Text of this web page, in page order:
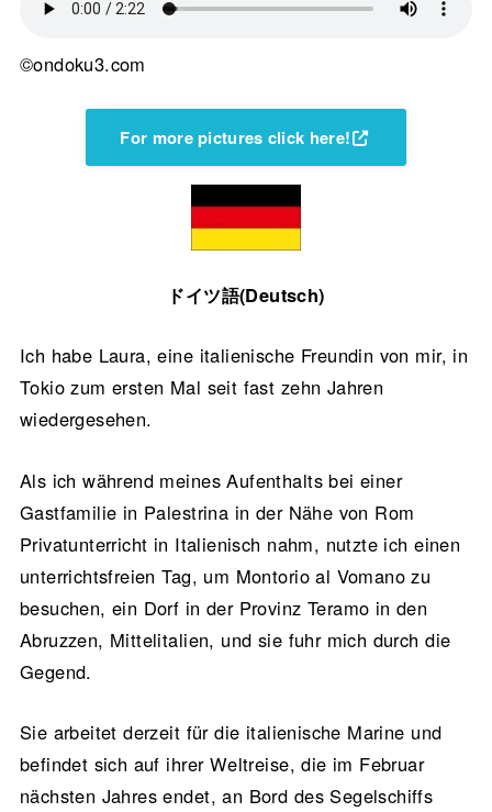
©ondoku3.com
For more pictures click here!
ドイツ語(Deutsch)
Ich habe Laura, eine italienische Freundin von mir, in
Tokio zum ersten Mal seit fast zehn Jahren
wiedergesehen.
Als ich während meines Aufenthalts bei einer
Gastfamilie in Palestrina in der Nähe von Rom
Privatunterricht in Italienisch nahm, nutzte ich einen
unterrichtsfreien Tag, um Montorio al Vomano zu
besuchen, ein Dorf in der Provinz Teramo in den
Abruzzen, Mittelitalien, und sie fuhr mich durch die
Gegend.
Sie arbeitet derzeit für die italienische Marine und
befindet sich auf ihrer Weltreise, die im Februar
nächsten Jahres endet, an Bord des Segelschiffs